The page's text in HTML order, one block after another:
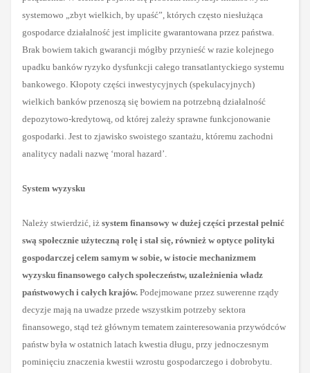
systemowo „zbyt wielkich, by upaść”, których często niesłużąca
gospodarce działalność jest implicite gwarantowana przez państwa.
Brak bowiem takich gwarancji mógłby przynieść w razie kolejnego
upadku banków ryzyko dysfunkcji całego transatlantyckiego systemu
bankowego. Kłopoty części inwestycyjnych (spekulacyjnych)
wielkich banków przenoszą się bowiem na potrzebną działalność
depozytowo-kredytową, od której zależy sprawne funkcjonowanie
gospodarki. Jest to zjawisko swoistego szantażu, któremu zachodni
analitycy nadali nazwę ‘moral hazard’.
System wyzysku
Należy stwierdzić, iż system finansowy w dużej części przestał pełnić
swą społecznie użyteczną rolę i stał się, również w optyce polityki
gospodarczej celem samym w sobie, w istocie mechanizmem
wyzysku finansowego całych społeczeństw, uzależnienia władz
państwowych i całych krajów. Podejmowane przez suwerenne rządy
decyzje mają na uwadze przede wszystkim potrzeby sektora
finansowego, stąd też głównym tematem zainteresowania przywódców
państw była w ostatnich latach kwestia długu, przy jednoczesnym
pominięciu znaczenia kwestii wzrostu gospodarczego i dobrobytu.